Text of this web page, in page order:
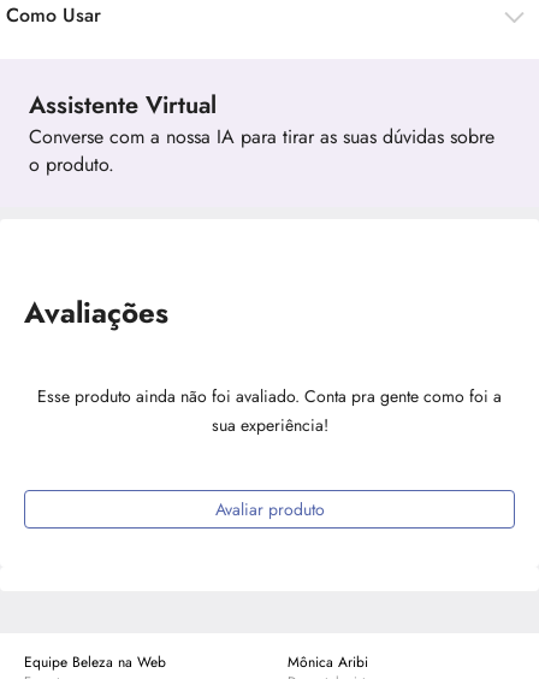
Como Usar
Assistente Virtual
Converse com a nossa IA para tirar as suas dúvidas sobre
o produto.
Avaliações
Esse produto ainda não foi avaliado. Conta pra gente como foi a
sua experiência!
Avaliar produto
Equipe Beleza na Web Mônica Aribi